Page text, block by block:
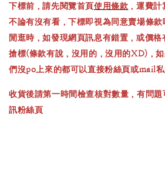
下標前，請先閱覽首頁使用條款 ，運費
不論有沒有看，下標即視為同意賣場條款
閒逛時，如發現網頁訊息有錯置，或價格
搶標(條款有說，沒用的，沒用的XD)，
們沒po上來的都可以直接粉絲頁或mail
收貨後請第一時間檢查核對數量，有問
訊粉絲頁